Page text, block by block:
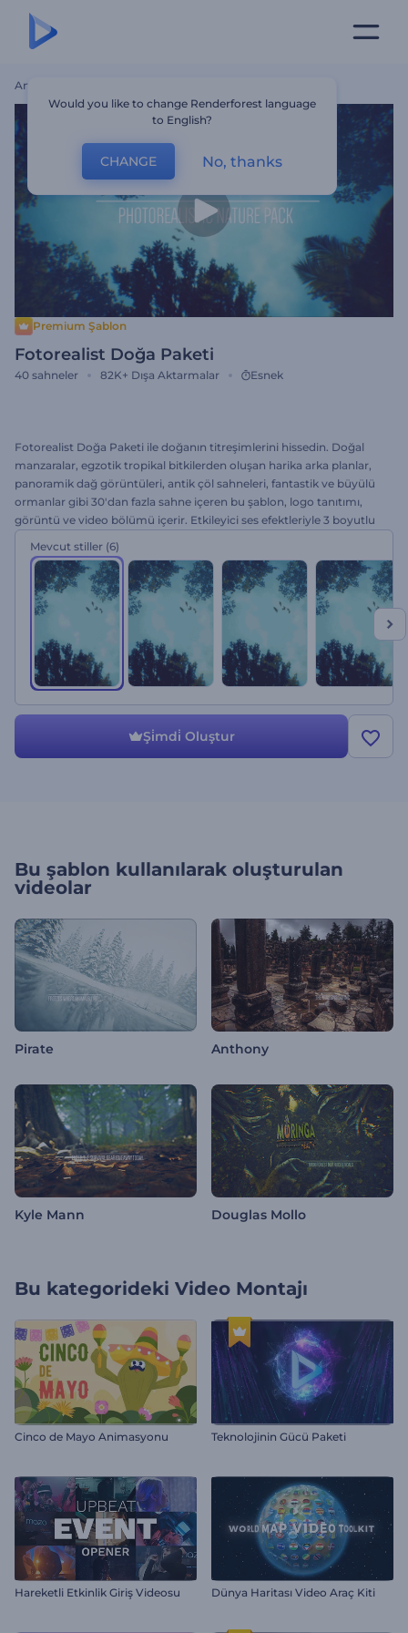
Ana Sayfa
Premium Şablon
Fotorealist Doğa Paketi
40 sahneler 82K+ Dışa Aktarmalar Esnek
Fotorealist Doğa Paketi ile doğanın titreşimlerini hissedin. Doğal
manzaralar, egzotik tropikal bitkilerden oluşan harika arka planlar,
panoramik dağ görüntüleri, antik çöl sahneleri, fantastik ve büyülü
ormanlar gibi 30'dan fazla sahne içeren bu şablon, logo tanıtımı,
görüntü ve video bölümü içerir. Etkileyici ses efektleriyle 3 boyutlu
doğa veya biyoloji ve diğer alanlardaki sunumlar için idealdir.
Hemen ücretsiz deneyin! Doğaya daha yakın olun.
Mevcut stiller (6)
Şi̇mdi̇ Oluştur
Bu şablon kullanılarak oluşturulan
videolar
Pirate Anthony
Kyle Mann Douglas Mollo
Bu kategorideki Video Montajı
Cinco de Mayo Animasyonu Teknolojinin Gücü Paketi
Hareketli Etkinlik Giriş Videosu Dünya Haritası Video Araç Kiti
Would you like to change Renderforest language
to English?
CHANGE No, thanks